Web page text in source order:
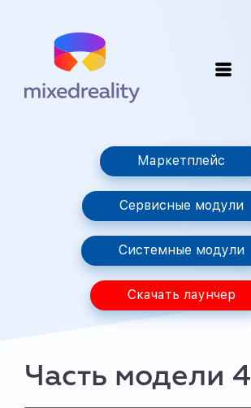
Маркетплейс
Сервисные модули
Системные модули
Скачать лаунчер
Часть модели 4